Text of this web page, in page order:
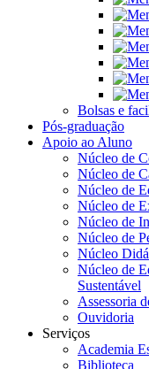
Bolsas e
Pós-graduação
Apoio ao Aluno
Núcleo de
Núcleo de
Núcleo de
Núcleo de
Núcleo de
Núcleo de
Núcleo
Núcleo de
Sustentável
Assessoria
Ouvidoria
Serviços
Academia
Biblioteca